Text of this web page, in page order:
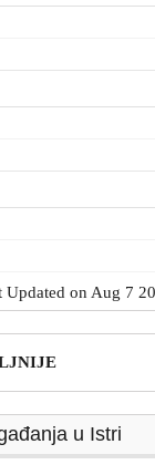
Updated on Aug 7
u Istri